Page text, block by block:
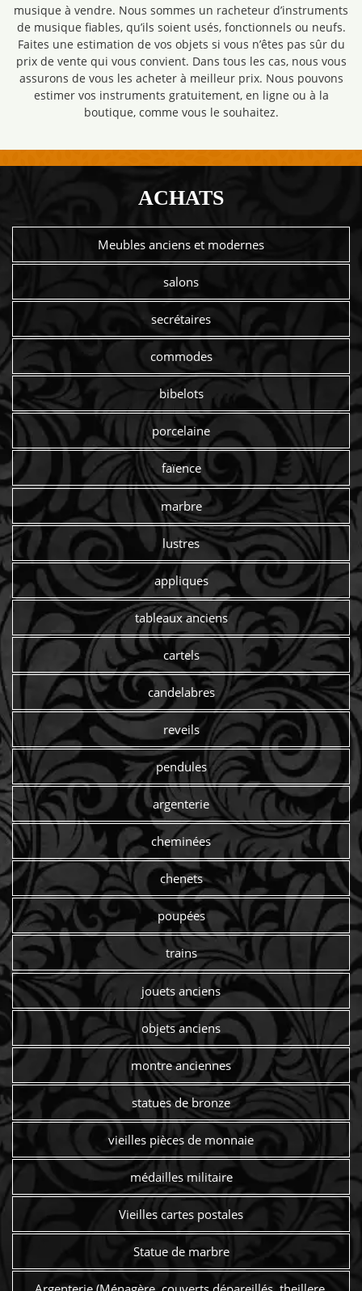
musique à vendre. Nous sommes un racheteur d’instruments
de musique fiables, qu’ils soient usés, fonctionnels ou neufs.
Faites une estimation de vos objets si vous n’êtes pas sûr du
prix de vente qui vous convient. Dans tous les cas, nous vous
assurons de vous les acheter à meilleur prix. Nous pouvons
estimer vos instruments gratuitement, en ligne ou à la
boutique, comme vous le souhaitez.
ACHATS
Meubles anciens et modernes
salons
secrétaires
commodes
bibelots
porcelaine
faïence
marbre
lustres
appliques
tableaux anciens
cartels
candelabres
reveils
pendules
argenterie
cheminées
chenets
poupées
trains
jouets anciens
objets anciens
montre anciennes
statues de bronze
vieilles pièces de monnaie
médailles militaire
Vieilles cartes postales
Statue de marbre